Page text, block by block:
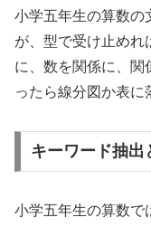
小学五年生の算数の
が、型で受け止めれ
に、数を関係に、関
ったら線分図か表に
キーワード抽出
小学五年生の算数で